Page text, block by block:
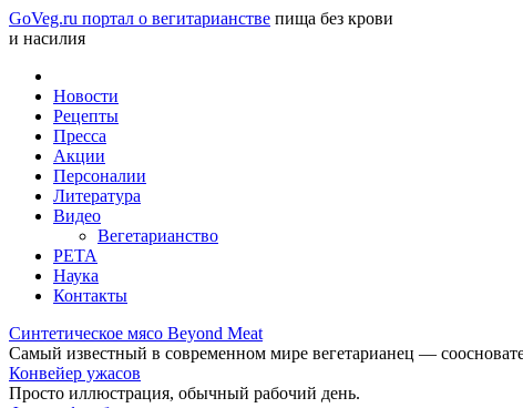
GoVeg.ru портал о вегитарианстве пища без крови
и насилия
Новости
Рецепты
Пресса
Акции
Персоналии
Литература
Видео
Вегетарианство
РЕТА
Наука
Контакты
Синтетическое мясо Beyond Meat
Самый известный в современном мире вегетарианец —
Конвейер ужасов
Просто иллюстрация, обычный рабочий день.